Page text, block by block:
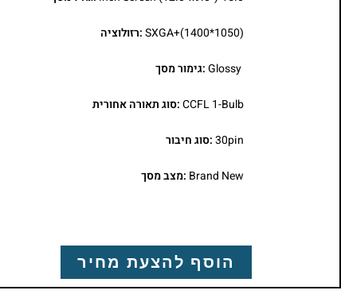
SXGA+(1400*1050):רזולוציה
Glossy:גימור מסך
CCFL 1-Bulb:סוג תאורה אחורית
30pin:סוג חיבור
Brand New :מצב מסך
הוסף להצעת מחיר